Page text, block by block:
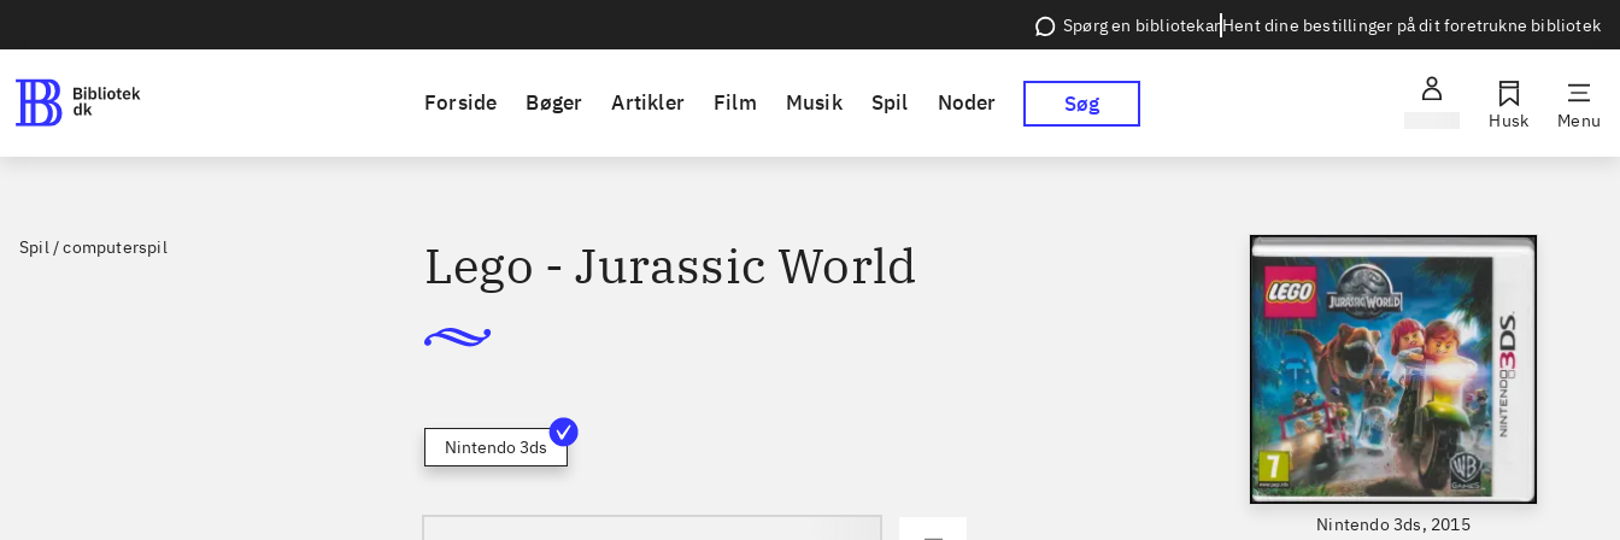
Spørg en bibliotekarHent dine bestillinger på dit foretrukne bibliotek
Forside Bøger Artikler Film Musik Spil Noder Søg
Husk Menu
Spil / computerspil
Nintendo 3ds, 2015
Lego - Jurassic World
Nintendo 3ds